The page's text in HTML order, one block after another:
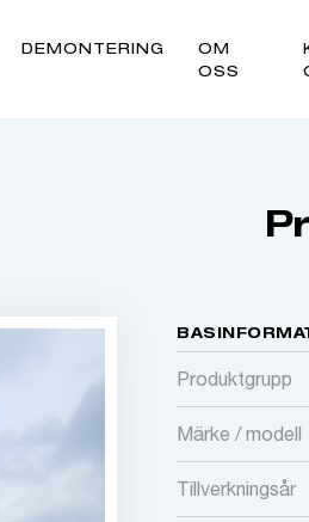
DEMONTERING
OM
OSS
Produktgrupp
Märke / modell
Tillverkningsår